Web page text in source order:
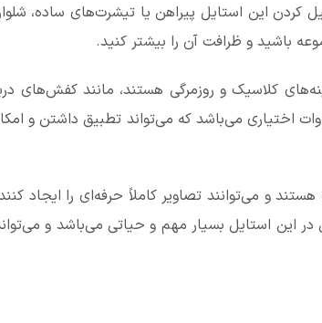
کردن این استایل پیراهن یا تیشرت‌های ساده،
باشید و ظرافت آن را بیشتر کنید.
کلاسیک و روزمرگی هستند، مانند کفش‌های
اختیاری می‌باشد که می‌تواند تطبیق داشتن و
و می‌توانند تصاویر کاملاً حرفه‌ای را ایجاد
این استایل بسیار مهم و حیاتی می‌باشد و